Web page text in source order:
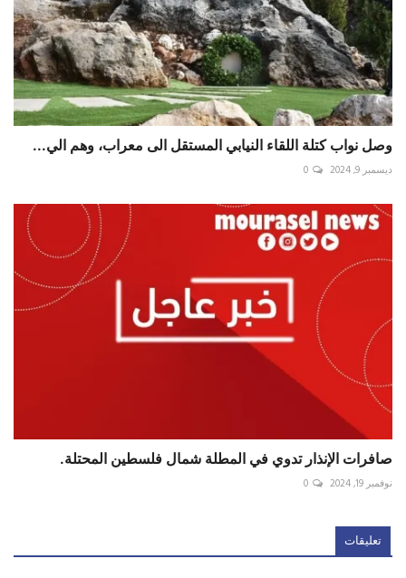
وصل نواب كتلة اللقاء النيابي المستقل الى معراب، وهم الي...
ديسمبر 9, 2024 0
صافرات الإنذار تدوي في المطلة شمال فلسطين المحتلة.
نوفمبر 19, 2024 0
تعليقات